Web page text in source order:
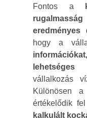
Fontos a
rugalmasság
eredményes
hogy a
lehetséges
vállalkozás
Különösen a
értékelődik
kalkulált